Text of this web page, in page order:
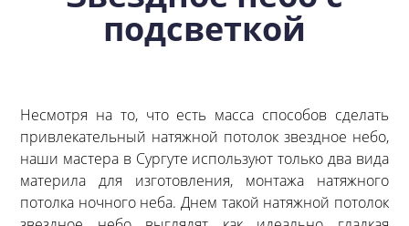
подсветкой
Несмотря на то, что есть масса способов сделать
привлекательный натяжной потолок звездное небо,
наши мастера в Сургуте используют только два вида
материла для изготовления, монтажа натяжного
потолка ночного неба. Днем такой натяжной потолок